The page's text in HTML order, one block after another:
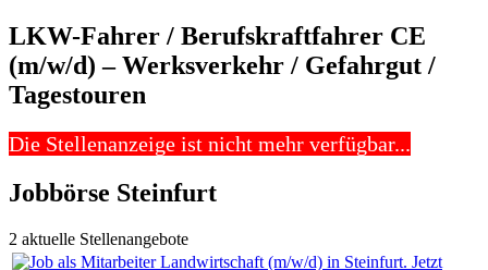
LKW-Fahrer / Berufskraftfahrer CE
(m/w/d) – Werksverkehr / Gefahrgut /
Tagestouren
Die Stellenanzeige ist nicht mehr verfügbar...
Jobbörse Steinfurt
2 aktuelle Stellenangebote